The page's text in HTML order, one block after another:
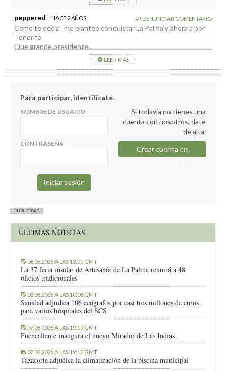
quitaron parte de los bolardos metálicos dejando unos parches
horrible. No sé a quién se le ocurrió terminar ahí y no seguir
hasta el muelle al menos.
peppered HACE 2 AÑOS DENUNCIAR COMENTARIO
Como te decía , me planteé conquistar La Palma y ahora a por
Tenerife
Que grande presidente .
LEER MÁS
Para participar, identifícate.
NOMBRE DE USUARIO
CONTRASEÑA
Si todavía no tienes una
cuenta con nosotros, date
de alta.
Crear cuenta en
PUBLICIDAD
ÚLTIMAS NOTICIAS
08.08.2026 A LAS 13:55 GMT
La 37 feria insular de Artesanía de La Palma reunirá a 48
oficios tradicionales
08.08.2026 A LAS 10:06 GMT
Sanidad adjudica 106 ecógrafos por casi tres millones de euros
para varios hospitales del SCS
07.08.2026 A LAS 19:19 GMT
Fuencaliente inaugura el nuevo Mirador de Las Indias
07.08.2026 A LAS 19:12 GMT
Tazacorte adjudica la climatización de la piscina municipal